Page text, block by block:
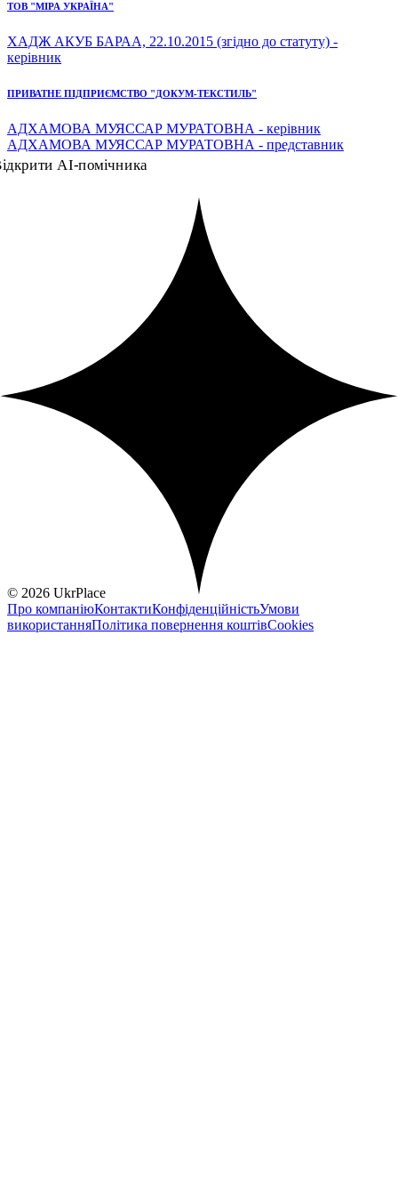
ТОВ "МІРА УКРАЇНА"
ХАДЖ АКУБ БАРАА, 22.10.2015 (згідно до статуту) -
керівник
ПРИВАТНЕ ПІДПРИЄМСТВО "ДОКУМ-ТЕКСТИЛЬ"
АДХАМОВА МУЯССАР МУРАТОВНА - керівник
АДХАМОВА МУЯССАР МУРАТОВНА - представник
AI-помічника
© 2026 UkrPlace
Про компаніюКонтактиКонфіденційністьУмови
використанняПолітика повернення коштівCookies